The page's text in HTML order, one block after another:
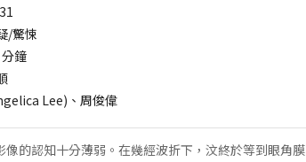
/驚悚
分鐘
Lee)、周俊偉
的認知十分薄弱。在幾經波折下，汶終於等到眼角